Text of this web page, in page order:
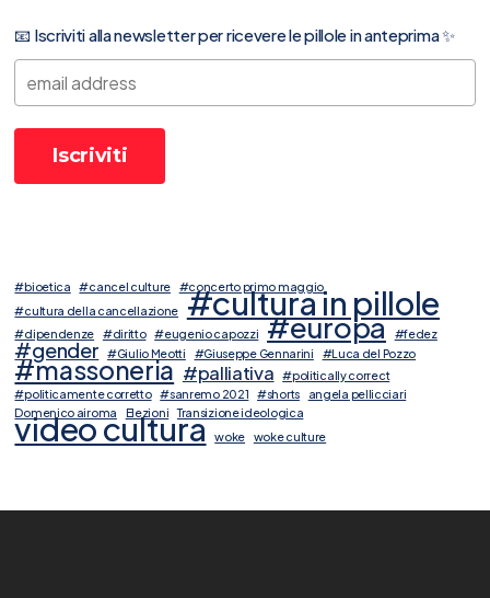
📧 Iscriviti alla newsletter per ricevere le pillole in anteprima ✨
#bioetica #cancel culture
#concerto primo maggio
#cultura della cancellazione #cultura in pillole
#dipendenze #diritto #eugenio capozzi #europa #fedez
#gender #Giulio Meotti #Giuseppe Gennarini #Luca del Pozzo
#massoneria #palliativa
#politically correct
#politicamente corretto #sanremo 2021 #shorts
angela pellicciari
Domenico airoma
Elezioni Transizione ideologica
video cultura woke woke culture